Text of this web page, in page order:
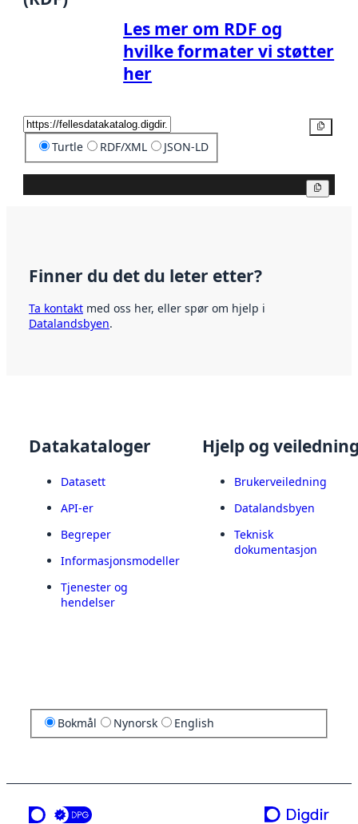
Les mer om RDF og
hvilke formater vi støtter
her
Turtle RDF/XML JSON-LD
Finner du det du leter etter?
Ta kontakt med oss her, eller spør om hjelp i
Datalandsbyen.
Datakataloger
Datasett
API-er
Begreper
Informasjonsmodeller
Tjenester og
hendelser
Hjelp og
Brukerveiledning
Datalandsbyen
Teknisk
dokumentasjon
Bokmål Nynorsk English